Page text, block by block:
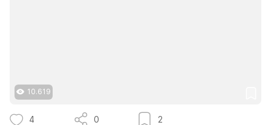
10.619
4 0 2